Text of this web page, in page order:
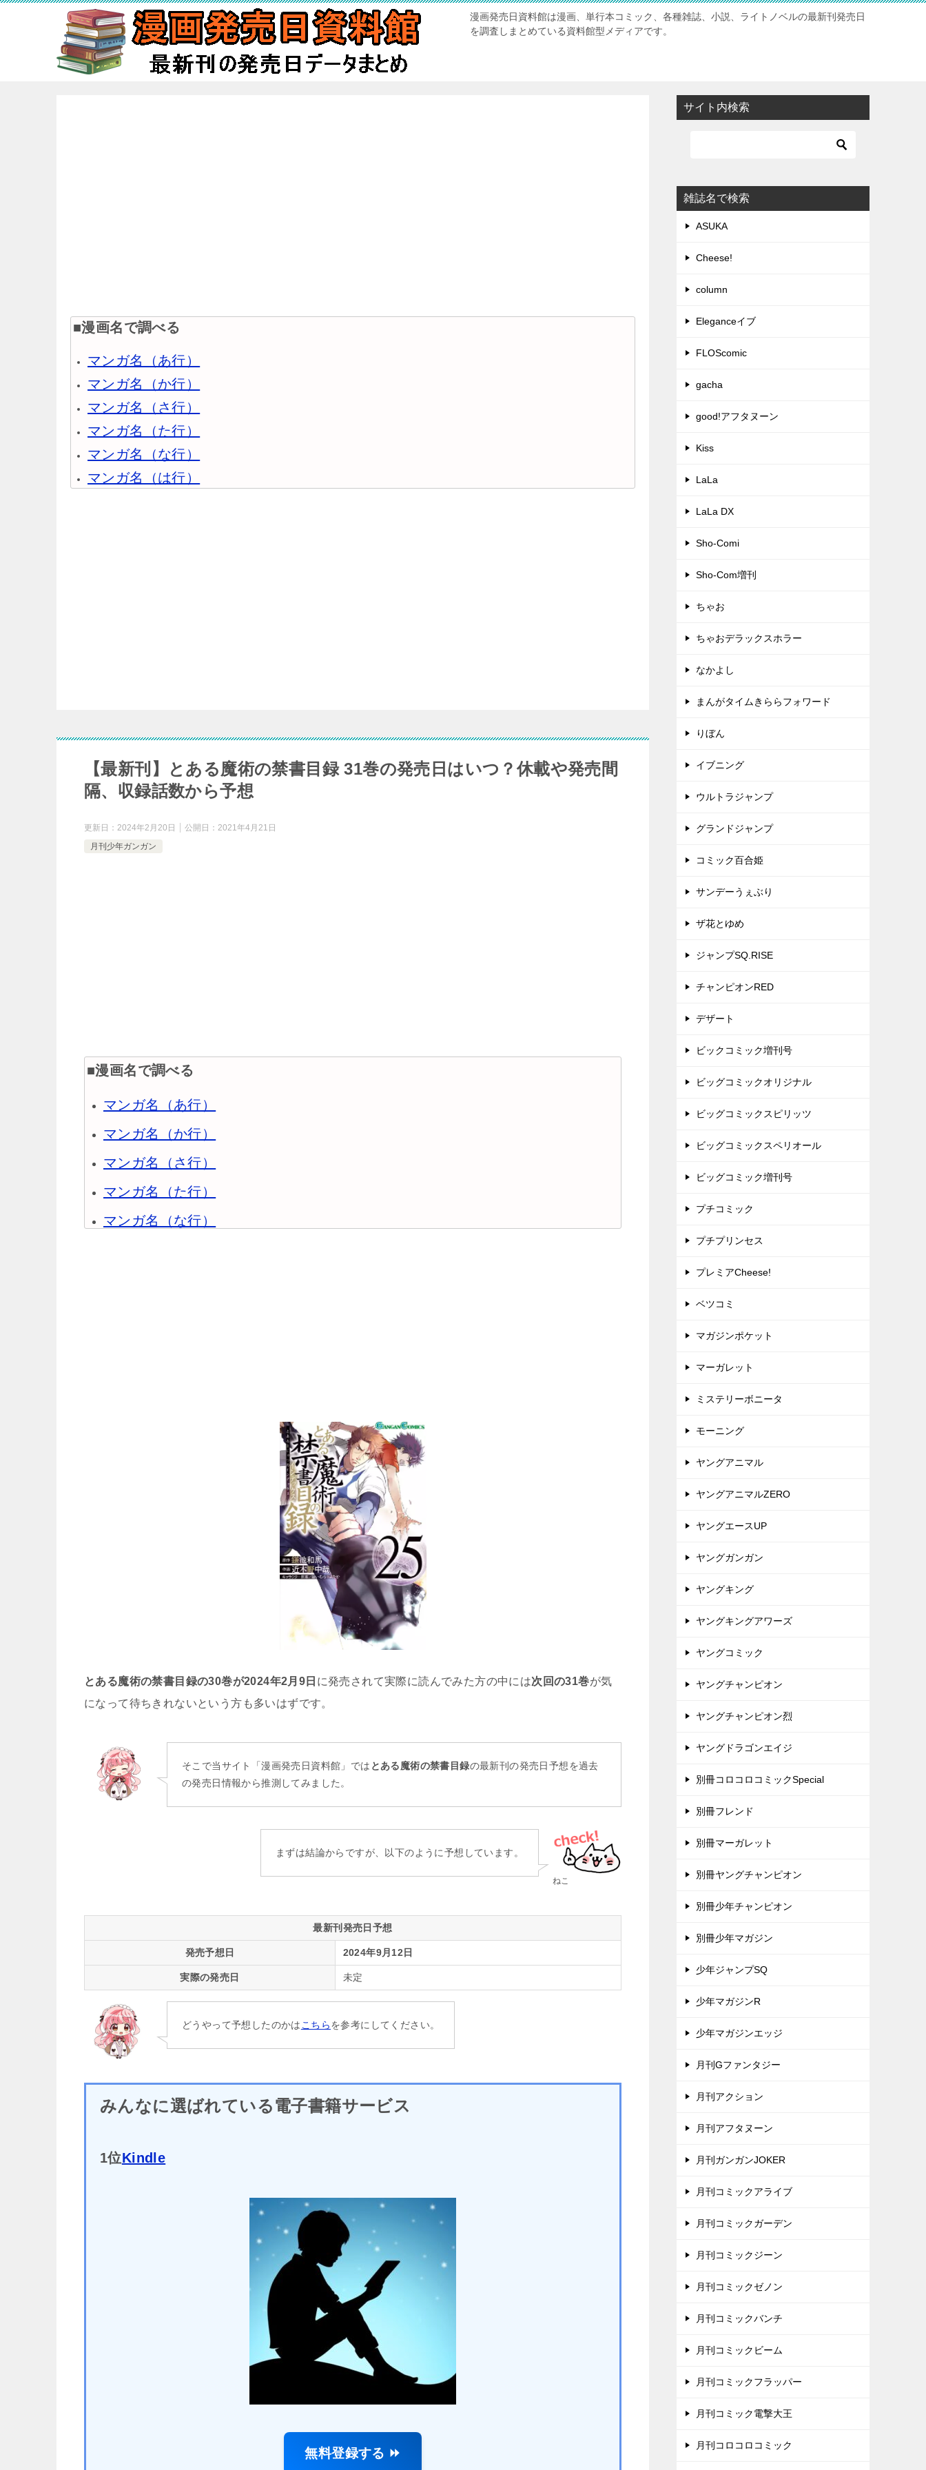
漫画発売日資料館は漫画、単行本コミック、各種雑誌、小説、ライトノベルの最新刊発売日
を調査しまとめている資料館型メディアです。
■漫画名で調べる
マンガ名（あ行）
マンガ名（か行）
マンガ名（さ行）
マンガ名（た行）
マンガ名（な行）
マンガ名（は行）
【最新刊】とある魔術の禁書目録 31巻の発売日はいつ？休載や発売間
隔、収録話数から予想
更新日： 2024年2月20日 公開日： 2021年4月21日
月刊少年ガンガン
■漫画名で調べる
マンガ名（あ行）
マンガ名（か行）
マンガ名（さ行）
マンガ名（た行）
マンガ名（な行）
とある魔術の禁書目録の30巻が2024年2月9日 に発売されて実際に読んでみた方の中には次回の31巻が気
になって待ちきれないという方も多いはずです。
そこで当サイト「漫画発売日資料館」では とある魔術の禁書目録の最新刊の発売日予想を過去
の発売日情報から推測してみました。
ねこ
まずは結論からですが、以下のように予想しています。
最新刊発売日予想
発売予想日 2024年9月12日
実際の発売日 未定
どうやって予想したのかは こちらを参考にしてください。
みんなに選ばれている電子書籍サービス
1位Kindle
無料登録する ⏩
サイト内検索
雑誌名で検索
ASUKA
Cheese!
column
Eleganceイブ
FLOScomic
gacha
good!アフタヌーン
Kiss
LaLa
LaLa DX
Sho-Comi
Sho-Com増刊
ちゃお
ちゃおデラックスホラー
なかよし
まんがタイムきららフォワード
りぼん
イブニング
ウルトラジャンプ
グランドジャンプ
コミック百合姫
サンデーうぇぶり
ザ花とゆめ
ジャンプSQ.RISE
チャンピオンRED
デザート
ビックコミック増刊号
ビッグコミックオリジナル
ビッグコミックスピリッツ
ビッグコミックスペリオール
ビッグコミック増刊号
プチコミック
プチプリンセス
プレミアCheese!
ベツコミ
マガジンポケット
マーガレット
ミステリーボニータ
モーニング
ヤングアニマル
ヤングアニマルZERO
ヤングエースUP
ヤングガンガン
ヤングキング
ヤングキングアワーズ
ヤングコミック
ヤングチャンピオン
ヤングチャンピオン烈
ヤングドラゴンエイジ
別冊コロコロコミックSpecial
別冊フレンド
別冊マーガレット
別冊ヤングチャンピオン
別冊少年チャンピオン
別冊少年マガジン
少年ジャンプSQ
少年マガジンR
少年マガジンエッジ
月刊Gファンタジー
月刊アクション
月刊アフタヌーン
月刊ガンガンJOKER
月刊コミックアライブ
月刊コミックガーデン
月刊コミックジーン
月刊コミックゼノン
月刊コミックバンチ
月刊コミックビーム
月刊コミックフラッパー
月刊コミック電撃大王
月刊コロコロコミック